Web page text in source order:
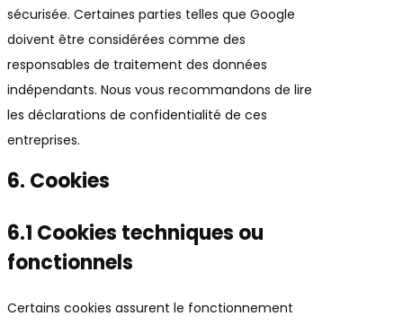
sécurisée. Certaines parties telles que Google
doivent être considérées comme des
responsables de traitement des données
indépendants. Nous vous recommandons de lire
les déclarations de confidentialité de ces
entreprises.
6. Cookies
6.1 Cookies techniques ou
fonctionnels
Certains cookies assurent le fonctionnement